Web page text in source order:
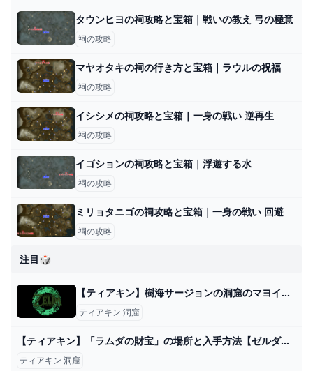
タウンヒヨの祠攻略と宝箱｜戦いの教え 弓の極意
祠の攻略
マヤオタキの祠の行き方と宝箱｜ラウルの祝福
祠の攻略
イシシメの祠攻略と宝箱｜一身の戦い 逆再生
祠の攻略
イゴションの祠攻略と宝箱｜浮遊する水
祠の攻略
ミリョタニゴの祠攻略と宝箱｜一身の戦い 回避
祠の攻略
注目🎲
【ティアキン】樹海サージョンの洞窟のマヨイの場所と行き方【ゼルダの伝説ティアーズオブザキングダム】 - ゲームウィズ
ティアキン 洞窟
【ティアキン】「ラムダの財宝」の場所と入手方法【ゼルダの伝説 ティアーズオブザキングダム】 昇遊GAME
ティアキン 洞窟